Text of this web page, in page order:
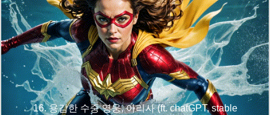
16. 용감한 수중 영웅, 아리사 (ft. chatGPT, stable